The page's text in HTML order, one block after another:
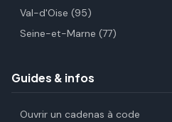
Val-d'Oise (95)
Seine-et-Marne (77)
Guides & infos
Ouvrir un cadenas à code